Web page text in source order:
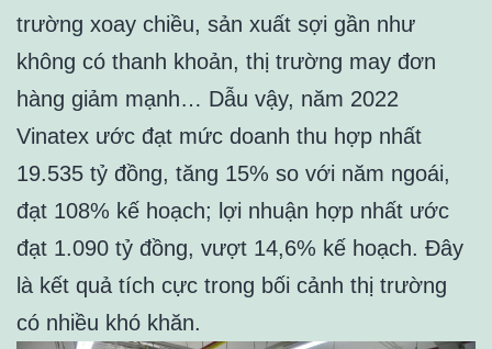
trường xoay chiều, sản xuất sợi gần như
không có thanh khoản, thị trường may đơn
hàng giảm mạnh… Dẫu vậy, năm 2022
Vinatex ước đạt mức doanh thu hợp nhất
19.535 tỷ đồng, tăng 15% so với năm ngoái,
đạt 108% kế hoạch; lợi nhuận hợp nhất ước
đạt 1.090 tỷ đồng, vượt 14,6% kế hoạch. Đây
là kết quả tích cực trong bối cảnh thị trường
có nhiều khó khăn.